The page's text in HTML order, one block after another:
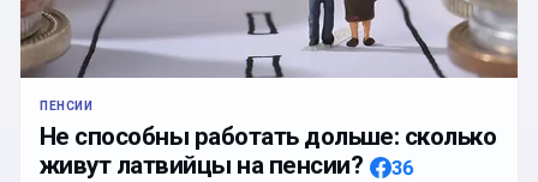
ПЕНСИИ
Не способны работать дольше: сколько
живут латвийцы на пенсии?
36